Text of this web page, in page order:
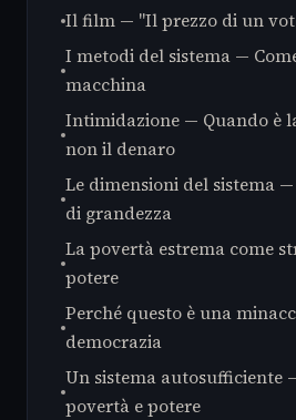
Il film — "Il prezzo di un
I metodi del sistema —
macchina
Intimidazione — Quando è
non il denaro
Le dimensioni del sistema
di grandezza
La povertà estrema come
potere
Perché questo è una
democrazia
Un sistema autosufficiente
povertà e potere